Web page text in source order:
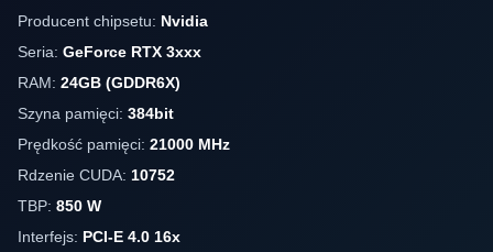
Producent chipsetu: Nvidia
Seria: GeForce RTX 3xxx
RAM: 24GB (GDDR6X)
Szyna pamięci: 384bit
Prędkość pamięci: 21000 MHz
Rdzenie CUDA: 10752
TBP: 850 W
Interfejs: PCI-E 4.0 16x